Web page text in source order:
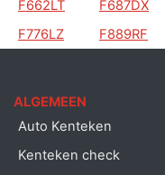
F662LT
F687DX
F776LZ
F889RF
ALGEMEEN
Auto Kenteken
Kenteken check